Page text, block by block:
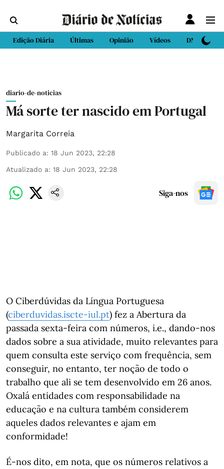
Edição Diária Últimas Opinião Vídeos DN Sport
diario-de-noticias
Má sorte ter nascido em Portugal
Margarita Correia
Publicado a: 18 Jun 2023, 22:28
Atualizado a: 18 Jun 2023, 22:28
Siga-nos
O Ciberdúvidas da Língua Portuguesa
(ciberduvidas.iscte-iul.pt) fez a Abertura da
passada sexta-feira com números, i.e., dando-nos
dados sobre a sua atividade, muito relevantes para
quem consulta este serviço com frequência, sem
conseguir, no entanto, ter noção de todo o
trabalho que ali se tem desenvolvido em 26 anos.
Oxalá entidades com responsabilidade na
educação e na cultura também considerem
aqueles dados relevantes e ajam em
conformidade!
É-nos dito, em nota, que os números relativos a